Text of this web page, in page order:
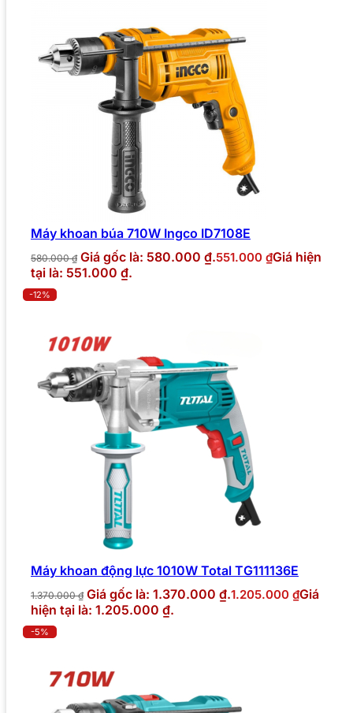
Máy khoan búa 710W Ingco ID7108E
580.000₫ Giá gốc là: 580.000 ₫.551.000 ₫Giá hiện
tại là: 551.000 ₫.
-12%
Máy khoan động lực 1010W Total TG111136E
1.370.000₫ Giá gốc là: 1.370.000 ₫.1.205.000 ₫Giá
hiện tại là: 1.205.000 ₫.
-5%